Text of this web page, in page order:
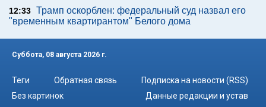
12:33 Трамп оскорблен: федеральный суд назвал его
"временным квартирантом" Белого дома
Суббота, 08 августа 2026 г.
Теги Обратная связь
Подписка на новости (RSS)
Без картинок
Данные редакции и устав